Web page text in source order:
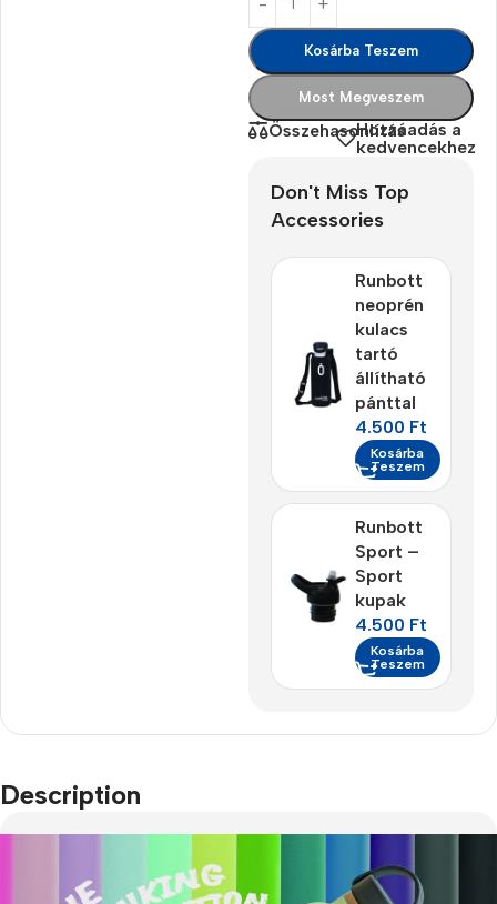
Kosárba Teszem
Most Megveszem
ÖsszehasonlításHozzáadás a
kedvencekhez
Don't Miss Top
Accessories
Runbott
neoprén
kulacs
tartó
állítható
pánttal
4.500 Ft
Kosárba
Teszem
Runbott
Sport –
Sport
kupak
4.500 Ft
Kosárba
Teszem
Description